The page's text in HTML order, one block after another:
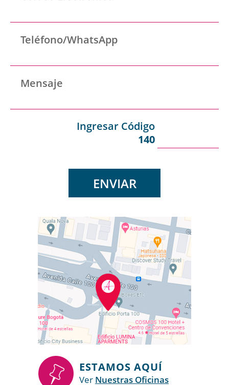
AGOSTO 03, 2022
COLOMBIA
LEER MÁS
ACTUALICESE.COM |
ESTAMOS AQUÍ
Ver Nuestras Oficinas
Teléfono/WhatsApp
Mensaje
Ingresar Código
140